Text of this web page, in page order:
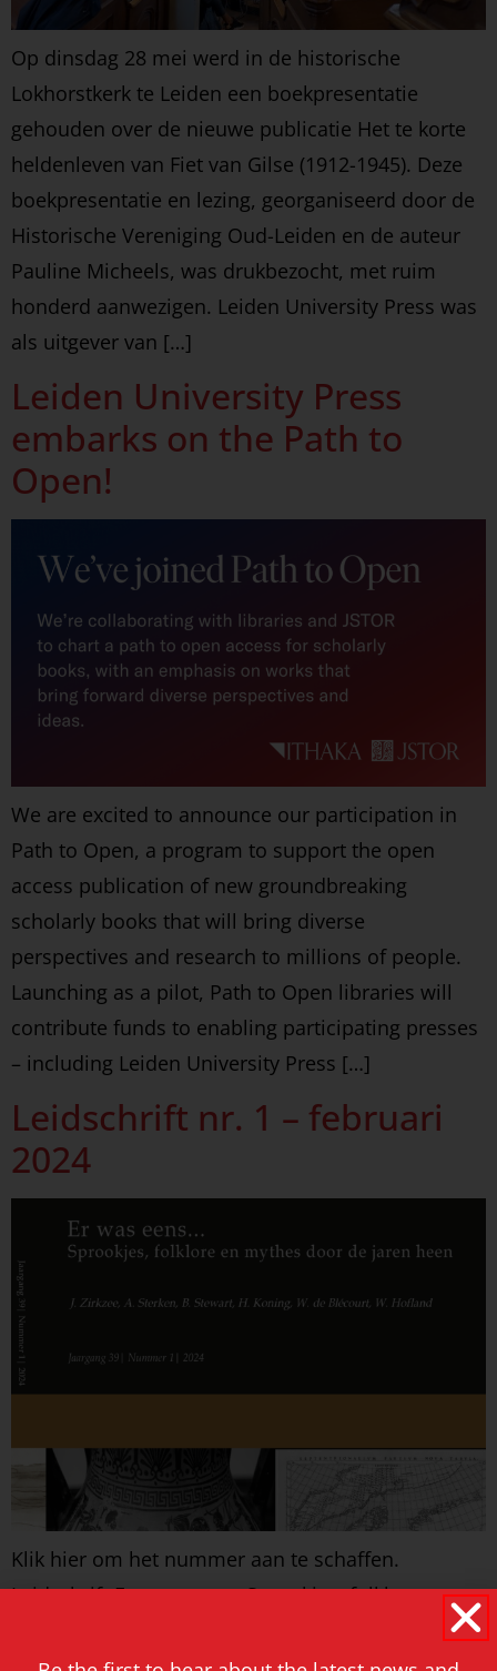
Op dinsdag 28 mei werd in de historische
Lokhorstkerk te Leiden een boekpresentatie
gehouden over de nieuwe publicatie Het te korte
heldenleven van Fiet van Gilse (1912-1945). Deze
boekpresentatie en lezing, georganiseerd door de
Historische Vereniging Oud-Leiden en de auteur
Pauline Micheels, was drukbezocht, met ruim
honderd aanwezigen. Leiden University Press was
als uitgever van […]
Leiden University Press
embarks on the Path to
Open!
We are excited to announce our participation in
Path to Open, a program to support the open
access publication of new groundbreaking
scholarly books that will bring diverse
perspectives and research to millions of people.
Launching as a pilot, Path to Open libraries will
contribute funds to enabling participating presses
– including Leiden University Press […]
Leidschrift nr. 1 – februari
2024
Klik hier om het nummer aan te schaffen.
Leidschrift Er was eens… Sprookjes, folklore en
mythes door de jaren heen Jaargang 39, nummer